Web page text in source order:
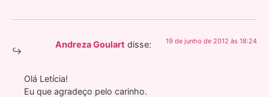
Andreza Goulart disse: 19 de junho de 2012 às 18:24
Olá Letícia!
Eu que agradeço pelo carinho.